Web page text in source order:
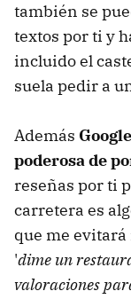
también se
textos por ti y
incluido el
suela pedir a
Además
poderosa de
reseñas por ti
carretera es
que me
'dime un
valoraciones